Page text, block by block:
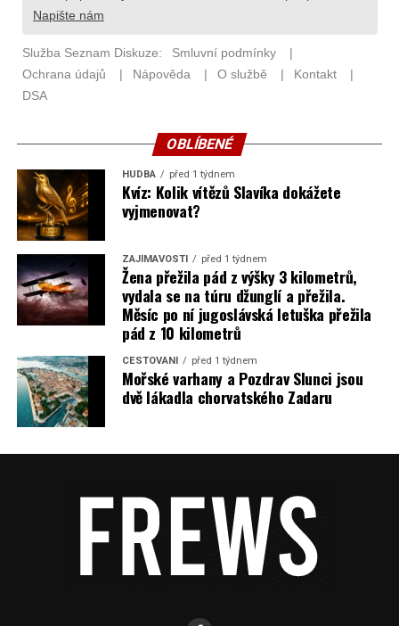
OBLÍBENÉ
HUDBA před 1 týdnem
Kvíz: Kolik vítězů Slavíka dokážete
vyjmenovat?
ZAJÍMAVOSTI před 1 týdnem
Žena přežila pád z výšky 3 kilometrů,
vydala se na túru džunglí a přežila.
Měsíc po ní jugoslávská letuška přežila
pád z 10 kilometrů
CESTOVÁNÍ před 1 týdnem
Mořské varhany a Pozdrav Slunci jsou
dvě lákadla chorvatského Zadaru